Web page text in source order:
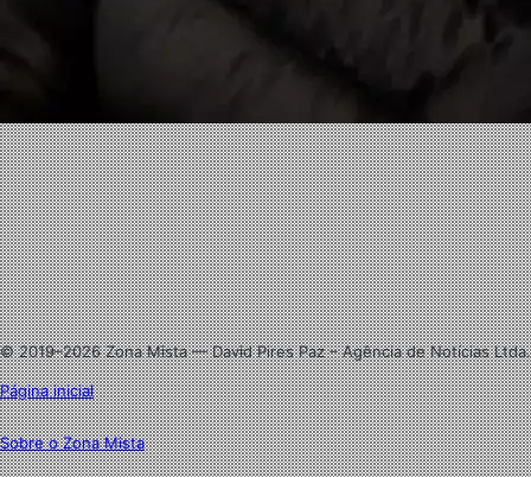
Facebook
X
Linkedin
Instagram
© 2019–2026 Zona Mista — David Pires Paz – Agência de Notícias Ltda.
Página inicial
Sobre o Zona Mista